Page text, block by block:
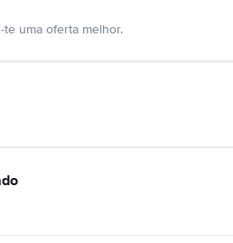
uma oferta melhor.